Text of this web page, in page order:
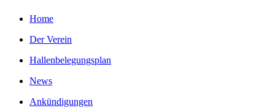
Home
Der Verein
Hallenbelegungsplan
News
Ankündigungen